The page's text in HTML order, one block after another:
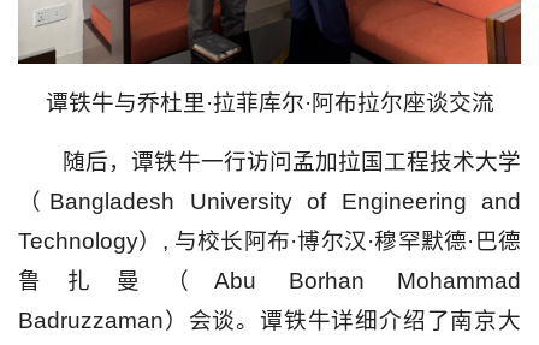
谭铁牛与乔杜里·拉菲库尔·阿布拉尔座谈交流
随后，谭铁牛一行访问孟加拉国工程技术大学
（Bangladesh University of Engineering and
Technology）, 与校长阿布·博尔汉·穆罕默德·巴德
鲁扎曼（Abu Borhan Mohammad
Badruzzaman）会谈。谭铁牛详细介绍了南京大